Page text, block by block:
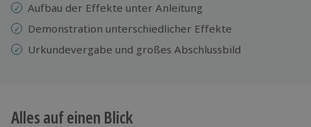
Aufbau der Effekte unter Anleitung
Demonstration unterschiedlicher Effekte
Urkundevergabe und großes Abschlussbild
Alles auf einen Blick